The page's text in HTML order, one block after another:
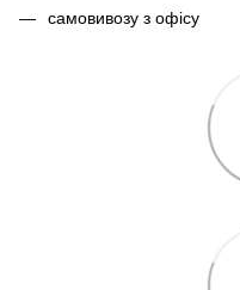
самовивозу з офісу